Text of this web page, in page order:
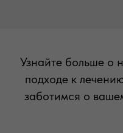
Узнайте больше о
подходе к
заботимся о